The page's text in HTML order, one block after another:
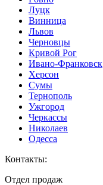
Луцк
Винница
Львов
Черновцы
Кривой Рог
Ивано-Франковск
Херсон
Сумы
Тернополь
Ужгород
Черкассы
Николаев
Одесса
Контакты:
Отдел продаж